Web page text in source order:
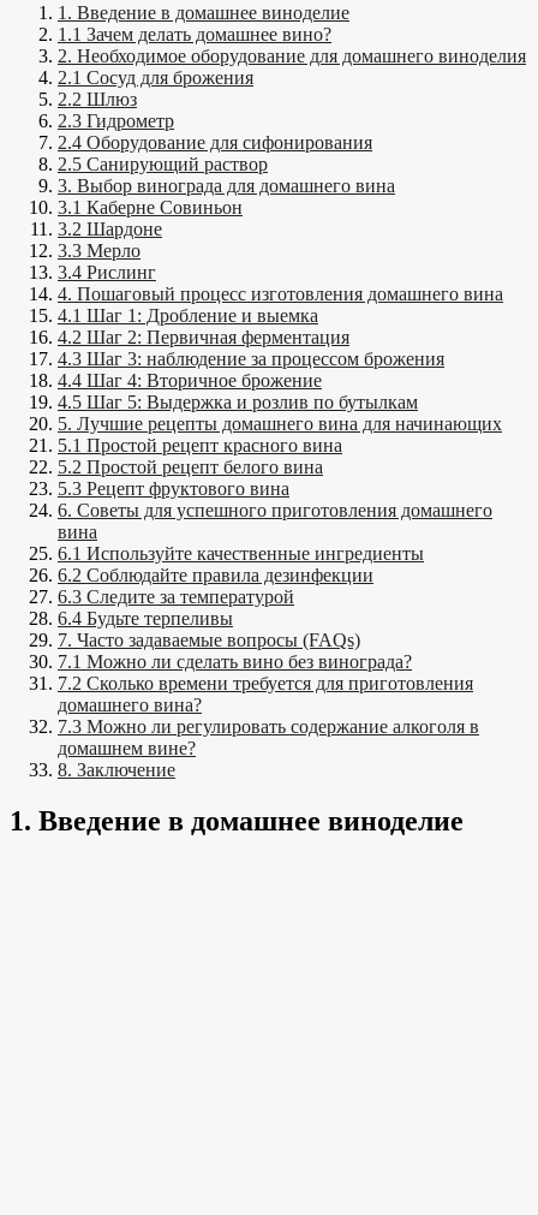
1. Введение в домашнее виноделие
1.1 Зачем делать домашнее вино?
2. Необходимое оборудование для домашнего виноделия
2.1 Сосуд для брожения
2.2 Шлюз
2.3 Гидрометр
2.4 Оборудование для сифонирования
2.5 Санирующий раствор
3. Выбор винограда для домашнего вина
3.1 Каберне Совиньон
3.2 Шардоне
3.3 Мерло
3.4 Рислинг
4. Пошаговый процесс изготовления домашнего вина
4.1 Шаг 1: Дробление и выемка
4.2 Шаг 2: Первичная ферментация
4.3 Шаг 3: наблюдение за процессом брожения
4.4 Шаг 4: Вторичное брожение
4.5 Шаг 5: Выдержка и розлив по бутылкам
5. Лучшие рецепты домашнего вина для начинающих
5.1 Простой рецепт красного вина
5.2 Простой рецепт белого вина
5.3 Рецепт фруктового вина
6. Советы для успешного приготовления домашнего
вина
6.1 Используйте качественные ингредиенты
6.2 Соблюдайте правила дезинфекции
6.3 Следите за температурой
6.4 Будьте терпеливы
7. Часто задаваемые вопросы (FAQs)
7.1 Можно ли сделать вино без винограда?
7.2 Сколько времени требуется для приготовления
домашнего вина?
7.3 Можно ли регулировать содержание алкоголя в
домашнем вине?
8. Заключение
1. Введение в домашнее виноделие